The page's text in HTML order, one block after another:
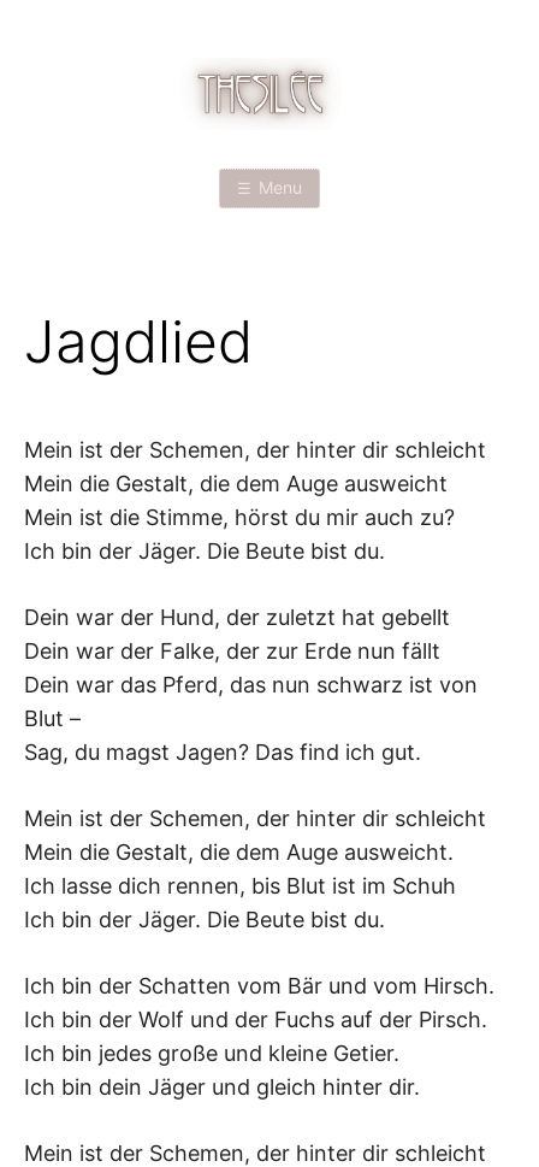
É
E
–
F
I
L
K
&
F
O
L
K
Menu
Jagdlied
Mein ist der Schemen, der hinter dir schleicht
Mein die Gestalt, die dem Auge ausweicht
Mein ist die Stimme, hörst du mir auch zu?
Ich bin der Jäger. Die Beute bist du.
Dein war der Hund, der zuletzt hat gebellt
Dein war der Falke, der zur Erde nun fällt
Dein war das Pferd, das nun schwarz ist von
Blut –
Sag, du magst Jagen? Das find ich gut.
Mein ist der Schemen, der hinter dir schleicht
Mein die Gestalt, die dem Auge ausweicht.
Ich lasse dich rennen, bis Blut ist im Schuh
Ich bin der Jäger. Die Beute bist du.
Ich bin der Schatten vom Bär und vom Hirsch.
Ich bin der Wolf und der Fuchs auf der Pirsch.
Ich bin jedes große und kleine Getier.
Ich bin dein Jäger und gleich hinter dir.
Mein ist der Schemen, der hinter dir schleicht